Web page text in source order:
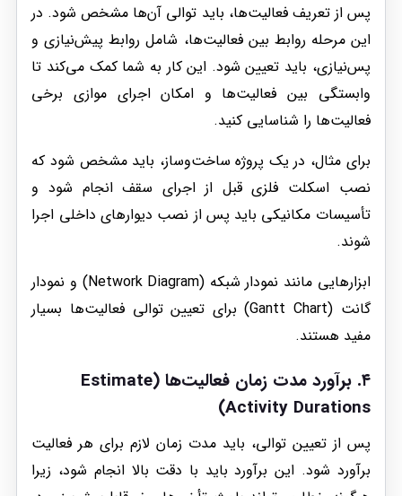
پس از تعریف فعالیت‌ها، باید توالی آن‌ها مشخص شود. در
این مرحله روابط بین فعالیت‌ها، شامل روابط پیش‌نیازی و
پس‌نیازی، باید تعیین شود. این کار به شما کمک می‌کند تا
وابستگی بین فعالیت‌ها و امکان اجرای موازی برخی
فعالیت‌ها را شناسایی کنید.
برای مثال، در یک پروژه ساخت‌وساز، باید مشخص شود که
نصب اسکلت فلزی قبل از اجرای سقف انجام شود و
تأسیسات مکانیکی باید پس از نصب دیوارهای داخلی اجرا
شوند.
ابزارهایی مانند نمودار شبکه (Network Diagram) و نمودار
گانت (Gantt Chart) برای تعیین توالی فعالیت‌ها بسیار
مفید هستند.
۴.
برآورد مدت زمان فعالیت‌ها (Estimate
Activity Durations)
پس از تعیین توالی، باید مدت زمان لازم برای هر فعالیت
برآورد شود. این برآورد باید با دقت بالا انجام شود، زیرا